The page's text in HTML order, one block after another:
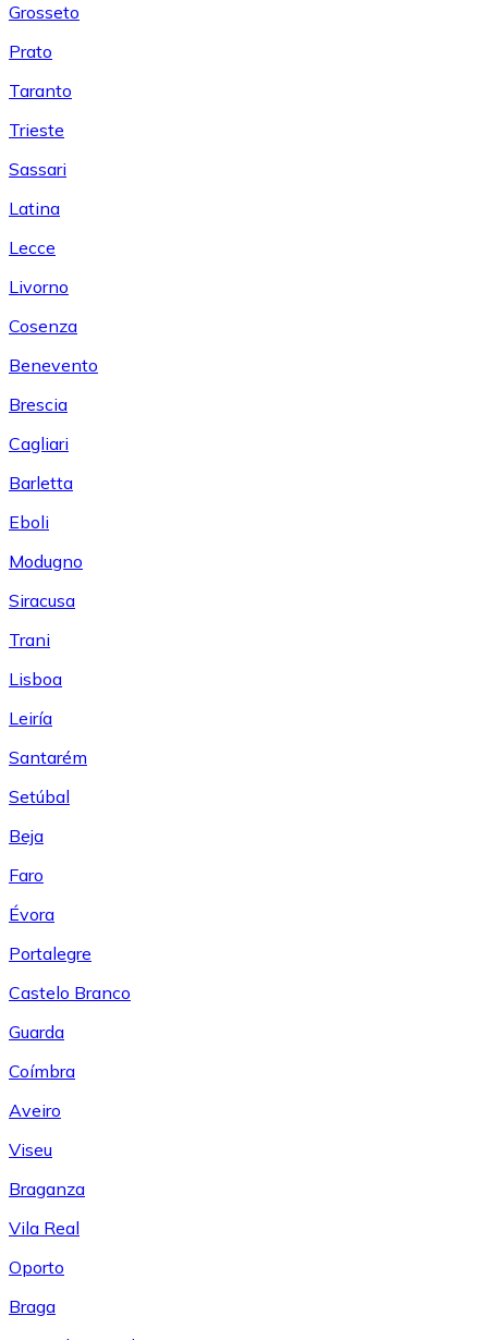
Grosseto
Prato
Taranto
Trieste
Sassari
Latina
Lecce
Livorno
Cosenza
Benevento
Brescia
Cagliari
Barletta
Eboli
Modugno
Siracusa
Trani
Lisboa
Leiría
Santarém
Setúbal
Beja
Faro
Évora
Portalegre
Castelo Branco
Guarda
Coímbra
Aveiro
Viseu
Braganza
Vila Real
Oporto
Braga